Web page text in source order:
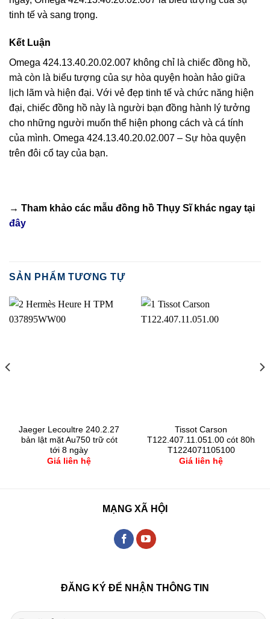
tinh tế và sang trọng.
Kết Luận
Omega 424.13.40.20.02.007 không chỉ là chiếc đồng hồ,
mà còn là biểu tượng của sự hòa quyện hoàn hảo giữa
lịch lãm và hiện đại. Với vẻ đẹp tinh tế và chức năng hiện
đại, chiếc đồng hồ này là người bạn đồng hành lý tưởng
cho những người muốn thể hiện phong cách và cá tính
của mình. Omega 424.13.40.20.02.007 – Sự hòa quyện
trên đôi cổ tay của bạn.
→ Tham khảo các mẫu đồng hồ Thụy Sĩkhác ngay tại
đây
SẢN PHẨM TƯƠNG TỰ
Jaeger Lecoultre 240.2.27
bản lật mặt Au750 trữ cót
tới 8 ngày
Giá liên hệ
Tissot Carson
T122.407.11.051.00 cót 80h
T1224071105100
Giá liên hệ
MẠNG XÃ HỘI
ĐĂNG KÝ ĐỂ NHẬN THÔNG TIN